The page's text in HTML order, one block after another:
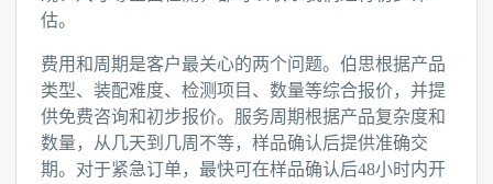
估。
费用和周期是客户最关心的两个问题。伯思根据产品
类型、装配难度、检测项目、数量等综合报价，并提
供免费咨询和初步报价。服务周期根据产品复杂度和
数量，从几天到几周不等，样品确认后提供准确交
期。对于紧急订单，最快可在样品确认后48小时内开